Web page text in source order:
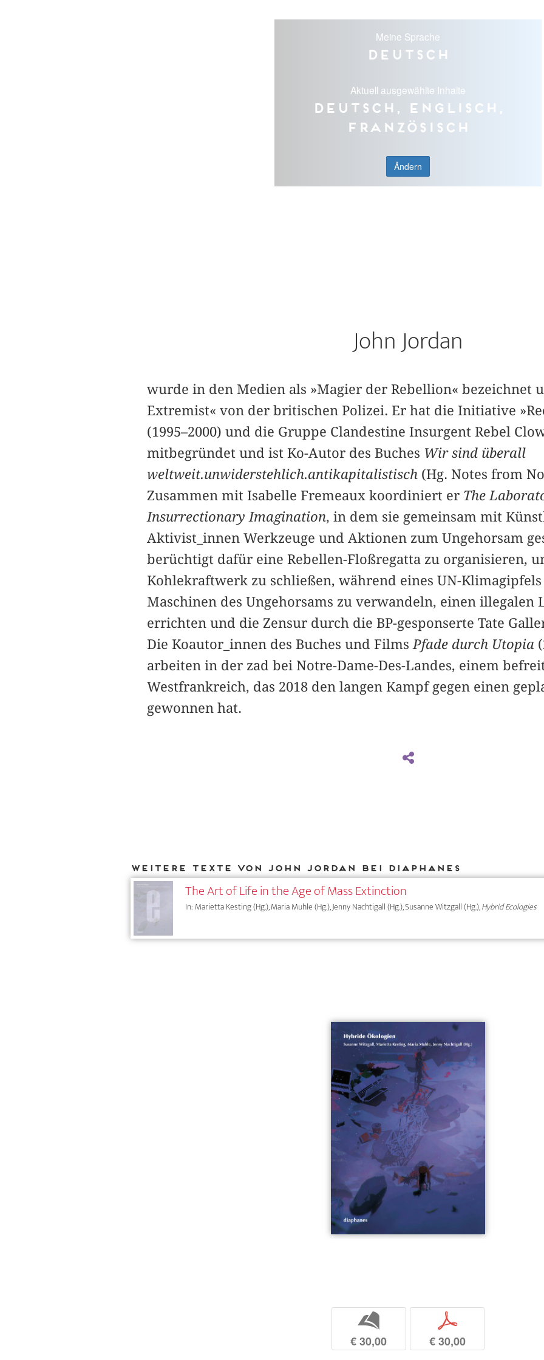
Meine Sprache
Deutsch
Aktuell ausgewählte Inhalte
Deutsch, Englisch,
Französisch
Ändern
John Jordan
wurde in den Medien als »Magier der Rebellion« bezeichnet
Extremist« von der britischen Polizei. Er hat die Initiative
(1995–2000) und die Gruppe Clandestine Insurgent Rebel
mitbegründet und ist Ko-Autor des Buches Wir sind überall
weltweit.unwiderstehlich.antikapitalistisch (Hg. Notes from
Zusammen mit Isabelle Fremeaux koordiniert er The
Insurrectionary Imagination, in dem sie gemeinsam mit
Aktivist_innen Werkzeuge und Aktionen zum Ungehorsam
berüchtigt dafür eine Rebellen-Floßregatta zu organisieren,
Kohlekraftwerk zu schließen, während eines UN-
Maschinen des Ungehorsams zu verwandeln, einen illegalen
errichten und die Zensur durch die BP-gesponserte Tate
Die Koautor_innen des Buches und Films Pfade durch Utopia
arbeiten in der zad bei Notre-Dame-Des-Landes, einem
Westfrankreich, das 2018 den langen Kampf gegen einen
gewonnen hat.
Weitere Texte von John Jordan bei DIAPHANES
The Art of Life in the Age of Mass Extinction
In: Marietta Kesting (Hg.), Maria Muhle (Hg.), Jenny Nachtigall (Hg.), Susanne Witzgall (Hg.),Hybrid Ecologies
b
€ 30,00
p
€ 30,00